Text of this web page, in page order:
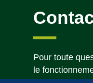
Pour toute
le